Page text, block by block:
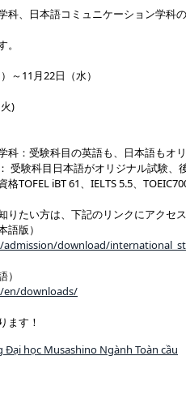
科、日本語コミュニケーション学科
～11月22日（水）
)
科：受験科目の英語も、日本語もオ
受験科目日本語がオリジナル試験、
TOFEL iBT 61、IELTS 5.5、
たい方は、下記のリンクにアクセス
版）
admission/download/
en/downloads/
ます！
học Musashino Ngành Toàn cầu